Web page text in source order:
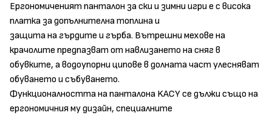
Ергономиченият панталон за ски и зимни игри е с висока
платка за допълнителна топлина и
защита на гърдите и гърба. Вътрешни мехове на
крачолите предпазват от навлизането на сняг в
обувките, а водоупорни ципове в долната част улесняват
обуването и събуването.
Функционалността на панталона KACY се дължи също на
ергономичния му дизайн, специалните